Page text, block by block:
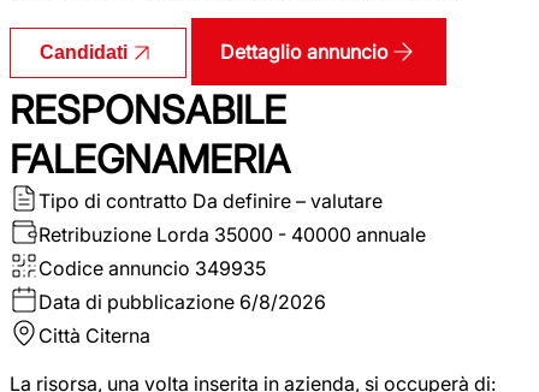
Candidati Dettaglio annuncio
RESPONSABILE
FALEGNAMERIA
Tipo di contratto Da definire – valutare
Retribuzione Lorda 35000 - 40000 annuale
Codice annuncio 349935
Data di pubblicazione 6/8/2026
Città Citerna
La risorsa, una volta inserita in azienda, si occuperà di: